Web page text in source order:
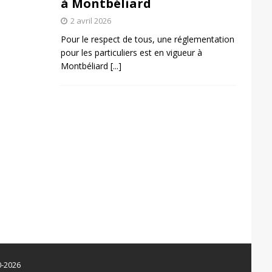
à Montbéliard
2 avril 2026
Pour le respect de tous, une réglementation
pour les particuliers est en vigueur à
Montbéliard [...]
2026